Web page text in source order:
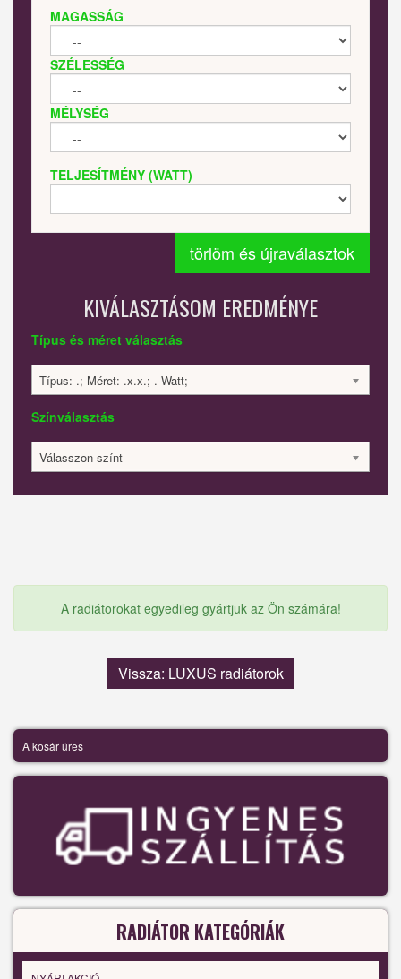
MAGASSÁG
SZÉLESSÉG
MÉLYSÉG
TELJESÍTMÉNY (WATT)
törlöm és újraválasztok
KIVÁLASZTÁSOM EREDMÉNYE
Típus és méret választás
Típus: .; Méret: .x.x.; . Watt;
Színválasztás
Válasszon színt
A radiátorokat egyedileg gyártjuk az Ön számára!
Vissza: LUXUS radiátorok
A kosár üres
RADIÁTOR KATEGÓRIÁK